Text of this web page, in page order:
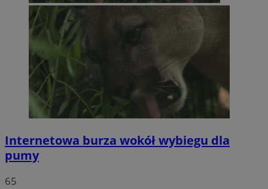
Internetowa burza wokół wybiegu dla
pumy
65